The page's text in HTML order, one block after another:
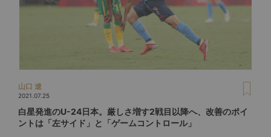
山口 遼
2021.07.25
白星発進のU-24日本。厳しさ増す2戦目以降へ、改善のポイ
ントは「左サイド」と「ゲームコントロール」